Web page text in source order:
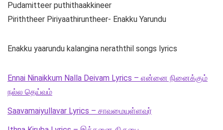
Pudamitteer puthithaakkineer
Piriththeer Piriyaathiruntheer- Enakku Yarundu
Enakku yaarundu kalangina neraththil songs lyrics
Ennai Ninaikkum Nalla Deivam Lyrics – என்னை நினைக்கும்
நல்ல தெய்வம்
Saavamaiyullavar Lyrics – சாவமையுள்ளவர்